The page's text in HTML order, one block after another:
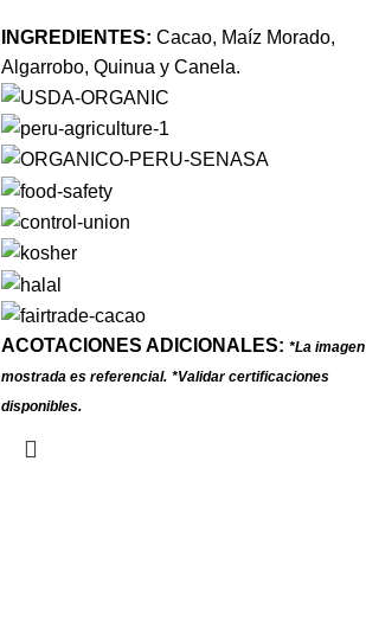
INGREDIENTES: Cacao, Maíz Morado,
Algarrobo, Quinua y Canela.
ACOTACIONES ADICIONALES: *La imagen
mostrada es referencial. *Validar certificaciones
disponibles.